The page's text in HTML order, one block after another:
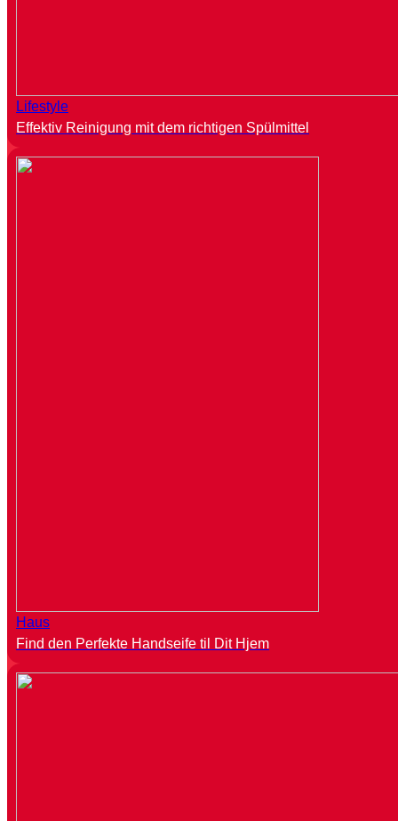
Lifestyle
Effektiv Reinigung mit dem richtigen Spülmittel
Haus
Find den Perfekte Handseife til Dit Hjem